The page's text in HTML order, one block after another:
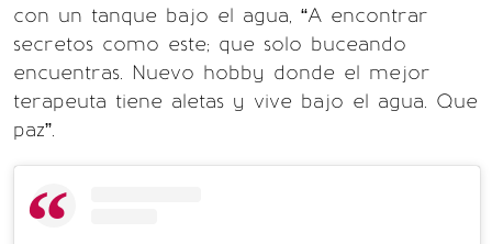
con un tanque bajo el agua, “A encontrar
secretos como este; que solo buceando
encuentras. Nuevo hobby donde el mejor
terapeuta tiene aletas y vive bajo el agua. Que
paz”.